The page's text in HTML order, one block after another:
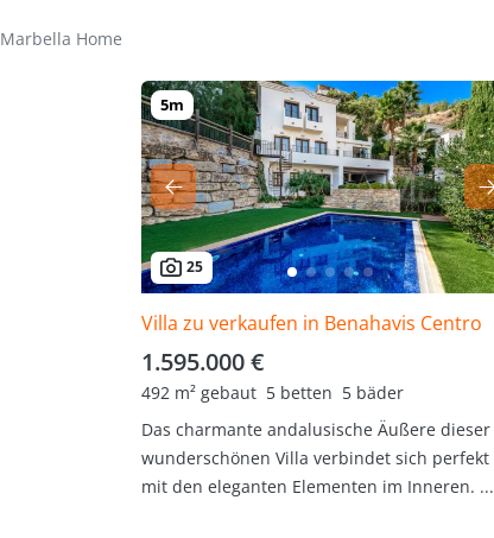
Marbella Homes To Love
25
Villa zu verkaufen in Benahavis Centro
1.595.000 €
492 m² gebaut 5 betten 5 bäder
Das charmante andalusische Äußere dieser
wunderschönen Villa verbindet sich perfekt
mit den eleganten Elementen im Inneren. ...